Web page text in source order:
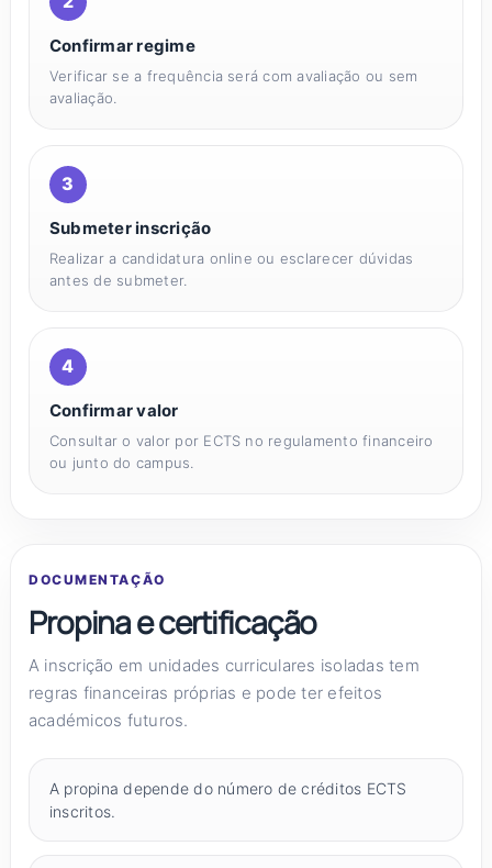
Confirmar regime
Verificar se a frequência será com avaliação ou sem
avaliação.
Submeter inscrição
Realizar a candidatura online ou esclarecer dúvidas
antes de submeter.
Confirmar valor
Consultar o valor por ECTS no regulamento financeiro
ou junto do campus.
DOCUMENTAÇÃO
Propina e certificação
A inscrição em unidades curriculares isoladas tem
regras financeiras próprias e pode ter efeitos
académicos futuros.
A propina depende do número de créditos ECTS
inscritos.